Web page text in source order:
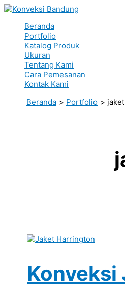
Lewati
kontenBeranda
Portfolio
Katalog Produk
Ukuran
Tentang Kami
Cara Pemesanan
Kontak Kami
Beranda
Portfolio
Konveksi